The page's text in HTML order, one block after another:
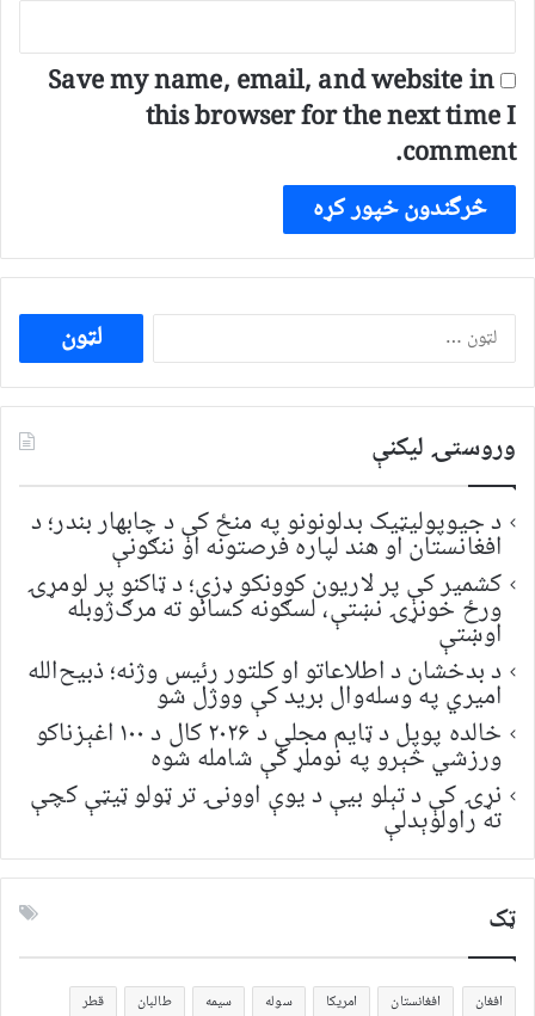
Save my name, email, and website in
this browser for the next time I
comment.
ددی
لپاره
لټون:
وروستۍ ليکنې
د جیوپولیټیک بدلونونو په منځ کې د چابهار بندر؛ د
افغانستان او هند لپاره فرصتونه او ننګونې
کشمیر کې پر لاریون کوونکو ډزې؛ د ټاکنو پر لومړۍ
ورځ خونړۍ نښتې، لسګونه کسانو ته مرګ‌ژوبله
اوښتې
د بدخشان د اطلاعاتو او کلتور رئیس وژنه؛ ذبیح‌الله
امیري په وسله‌وال برید کې ووژل شو
خالده پوپل د ټایم مجلې د ۲۰۲۶ کال د ۱۰۰ اغېزناکو
ورزشي څېرو په نوملړ کې شامله شوه
نړۍ کې د تېلو بیې د یوې اوونۍ تر ټولو ټیټې کچې
ته راولوېدلې
ټک
افغان افغانستان امریکا سوله سیمه طالبان
قطر